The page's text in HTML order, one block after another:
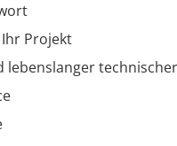
Projekt
lebenslanger